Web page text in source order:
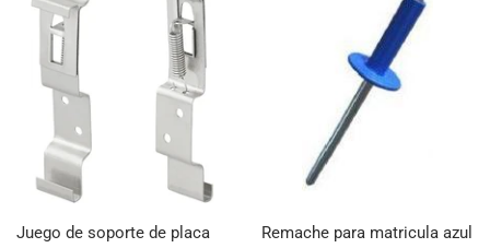
Juego de soporte de placa
Remache para matricula azul